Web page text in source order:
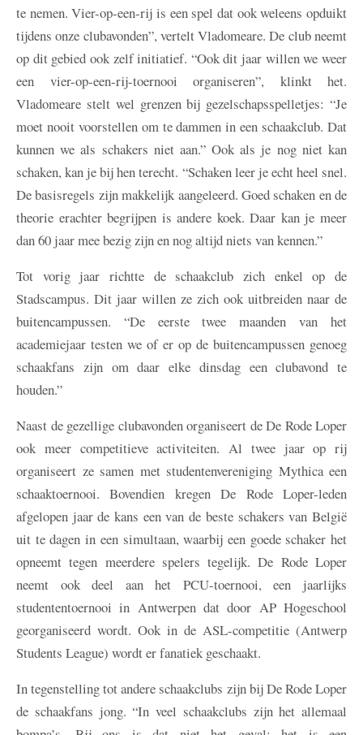
te nemen. Vier-op-een-rij is een spel dat ook weleens opduikt
tijdens onze clubavonden”, vertelt Vladomeare. De club neemt
op dit gebied ook zelf initiatief. “Ook dit jaar willen we weer
een vier-op-een-rij-toernooi organiseren”, klinkt het.
Vladomeare stelt wel grenzen bij gezelschapsspelletjes: “Je
moet nooit voorstellen om te dammen in een schaakclub. Dat
kunnen we als schakers niet aan.” Ook als je nog niet kan
schaken, kan je bij hen terecht. “Schaken leer je echt heel snel.
De basisregels zijn makkelijk aangeleerd. Goed schaken en de
theorie erachter begrijpen is andere koek. Daar kan je meer
dan 60 jaar mee bezig zijn en nog altijd niets van kennen.”
Tot vorig jaar richtte de schaakclub zich enkel op de
Stadscampus. Dit jaar willen ze zich ook uitbreiden naar de
buitencampussen. “De eerste twee maanden van het
academiejaar testen we of er op de buitencampussen genoeg
schaakfans zijn om daar elke dinsdag een clubavond te
houden.”
Naast de gezellige clubavonden organiseert de De Rode Loper
ook meer competitieve activiteiten. Al twee jaar op rij
organiseert ze samen met studentenvereniging Mythica een
schaaktoernooi. Bovendien kregen De Rode Loper-leden
afgelopen jaar de kans een van de beste schakers van België
uit te dagen in een simultaan, waarbij een goede schaker het
opneemt tegen meerdere spelers tegelijk. De Rode Loper
neemt ook deel aan het PCU-toernooi, een jaarlijks
studententoernooi in Antwerpen dat door AP Hogeschool
georganiseerd wordt. Ook in de ASL-competitie (Antwerp
Students League) wordt er fanatiek geschaakt.
In tegenstelling tot andere schaakclubs zijn bij De Rode Loper
de schaakfans jong. “In veel schaakclubs zijn het allemaal